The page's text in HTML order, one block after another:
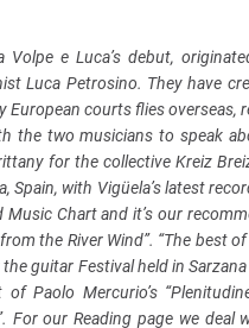
Volpe e Luca’s debut,
Luca Petrosino. They have
courts flies overseas,
the two musicians to speak
for the collective Kreiz
Spain, with Vigüela’s latest
Chart and it’s our
the River Wind”. “The best
guitar Festival held in
Paolo Mercurio’s
For our Reading page we